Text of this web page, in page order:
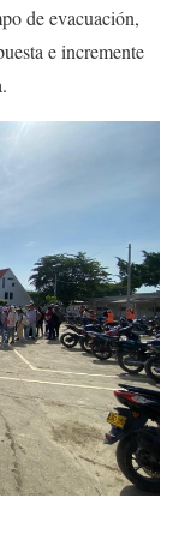
de evacuación,
e incremente